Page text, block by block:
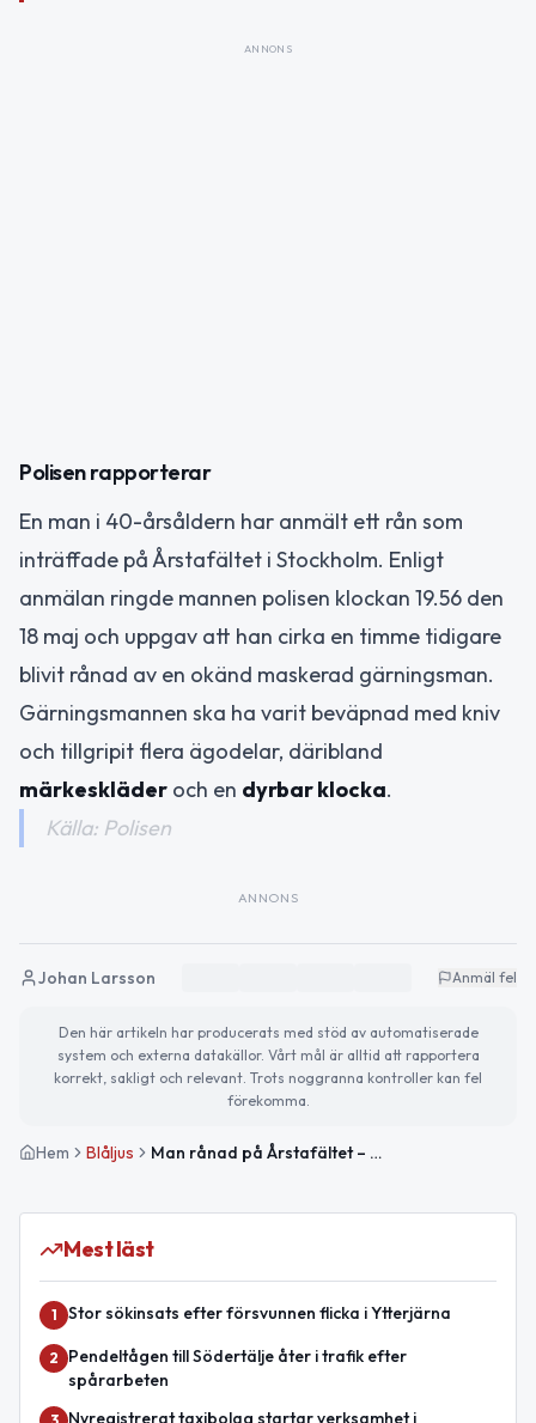
ANNONS
Polisen rapporterar
En man i 40-årsåldern har anmält ett rån som
inträffade på Årstafältet i Stockholm. Enligt
anmälan ringde mannen polisen klockan 19.56 den
18 maj och uppgav att han cirka en timme tidigare
blivit rånad av en okänd maskerad gärningsman.
Gärningsmannen ska ha varit beväpnad med kniv
och tillgripit flera ägodelar, däribland
märkeskläder och en dyrbar klocka.
Källa: Polisen
ANNONS
Johan Larsson Anmäl fel
Den här artikeln har producerats med stöd av automatiserade
system och externa datakällor. Vårt mål är alltid att rapportera
korrekt, sakligt och relevant. Trots noggranna kontroller kan fel
förekomma.
Hem Blåljus Man rånad på Årstafältet – maskerad gärningsman med kniv
Mest läst
1 Stor sökinsats efter försvunnen flicka i Ytterjärna
2
Pendeltågen till Södertälje åter i trafik efter
spårarbeten
Nyregistrerat taxibolag startar verksamhet i